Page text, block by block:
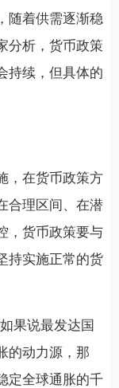
随着供需逐渐稳
分析，货币政策
持续，但具体的
，在货币政策方
合理区间、在潜
，货币政策要与
持实施正常的货
果说最发达国
的动力源，那
定全球通胀的千